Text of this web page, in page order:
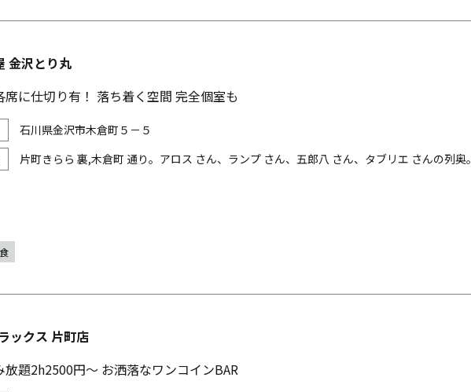
金沢とり丸
席に仕切り有！ 落ち着く空間 完全個室も
石川県金沢市木倉町５－５
片町きらら 裏,木倉町 通り。アロス さん、ランプ さん、五郎八 さん、タブリエ さんの列奥。
ックス 片町店
放題2h2500円～ お洒落なワンコインBAR